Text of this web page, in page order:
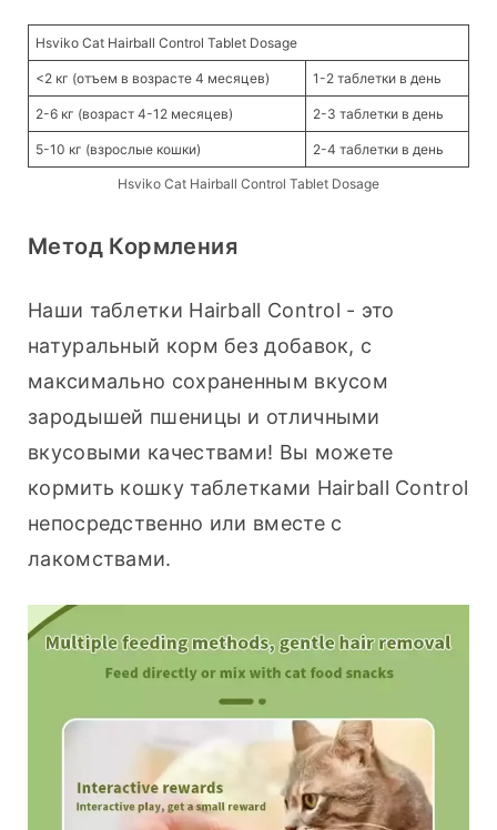
Hsviko Cat Hairball Control Tablet Dosage
<2 кг (отъем в возрасте 4 месяцев) 1-2 таблетки в день
2-6 кг (возраст 4-12 месяцев) 2-3 таблетки в день
5-10 кг (взрослые кошки) 2-4 таблетки в день
Hsviko Cat Hairball Control Tablet Dosage
Метод Кормления
Наши таблетки Hairball Control - это
натуральный корм без добавок, с
максимально сохраненным вкусом
зародышей пшеницы и отличными
вкусовыми качествами! Вы можете
кормить кошку таблетками Hairball Control
непосредственно или вместе с
лакомствами.